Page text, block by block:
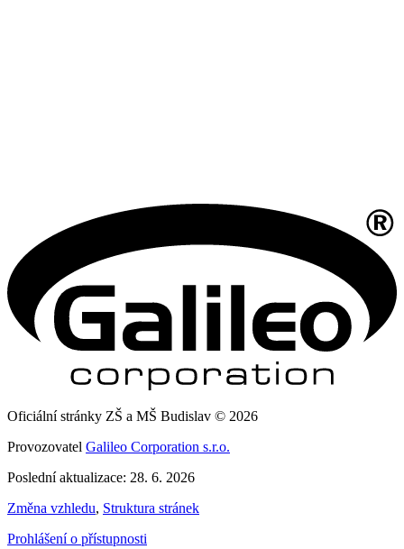
Oficiální stránky ZŠ a MŠ Budislav © 2026
Provozovatel Galileo Corporation s.r.o.
Poslední aktualizace: 28. 6. 2026
Změna vzhledu, Struktura stránek
Prohlášení o přístupnosti